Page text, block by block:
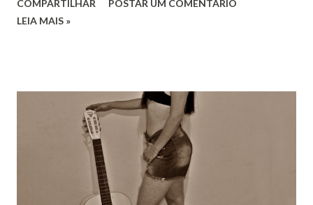
COMPARTILHAR
POSTAR UM COMENTÁRIO
LEIA MAIS »